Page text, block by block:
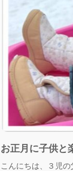
お正月に子供と
こんにちは、３児